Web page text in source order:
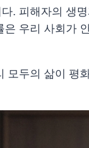
. 피해자의 생
우리 사회가
모두의 삶이 평